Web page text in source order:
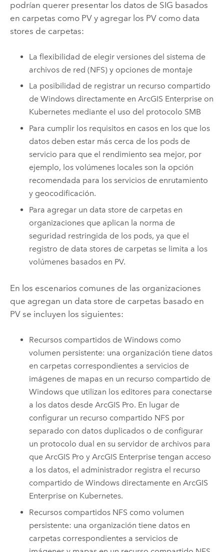
podrían querer presentar los datos de SIG basados
en carpetas como PV y agregar los PV como data
stores de carpetas:
La flexibilidad de elegir versiones del sistema de
archivos de red (NFS) y opciones de montaje
La posibilidad de registrar un recurso compartido
deWindows directamente enArcGIS Enterprise on
Kubernetes mediante el uso del protocolo SMB
Para cumplir los requisitos en casos en los que los
datos deben estar más cerca de los pods de
servicio para que el rendimiento sea mejor, por
ejemplo, los volúmenes locales son la opción
recomendada para los servicios de enrutamiento
y geocodificación.
Para agregar un data store de carpetas en
organizaciones que aplican la norma de
seguridad restringida de los pods, ya que el
registro de data stores de carpetas se limita a los
volúmenes basados en PV.
En los escenarios comunes de las organizaciones
que agregan un data store de carpetas basado en
PV se incluyen los siguientes:
Recursos compartidos deWindows como
volumen persistente: una organización tiene datos
en carpetas correspondientes a servicios de
imágenes de mapas en un recurso compartido de
Windows que utilizan los editores para conectarse
a los datos desdeArcGIS Pro. En lugar de
configurar un recurso compartido NFS por
separado con datos duplicados o de configurar
un protocolo dual en su servidor de archivos para
queArcGIS Pro yArcGIS Enterprise tengan acceso
a los datos, el administrador registra el recurso
compartido deWindows directamente enArcGIS
Enterprise on Kubernetes.
Recursos compartidos NFS como volumen
persistente: una organización tiene datos en
carpetas correspondientes a servicios de